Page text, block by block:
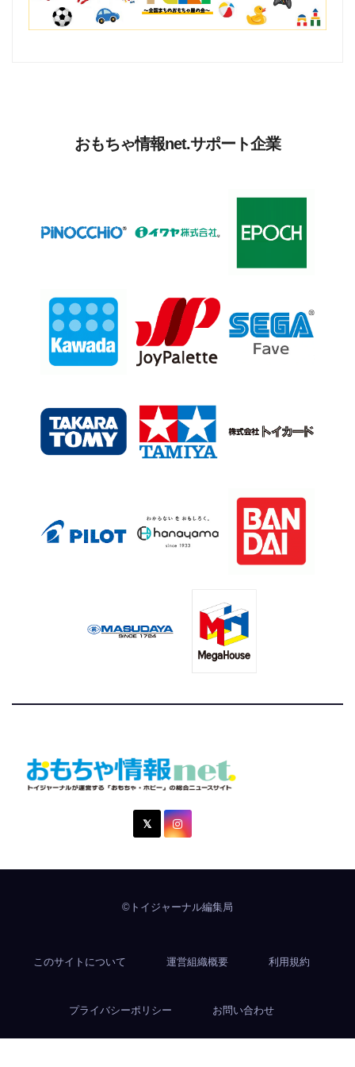
おもちゃ情報net.サポート企業
おもちゃ情報net.
トイジャーナルが運営する「おもちゃ・ホビー」の総合ニュ
©トイジャーナル編集局
このサイトについて 運営組織概要 利用規約
プライバシーポリシー お問い合わせ